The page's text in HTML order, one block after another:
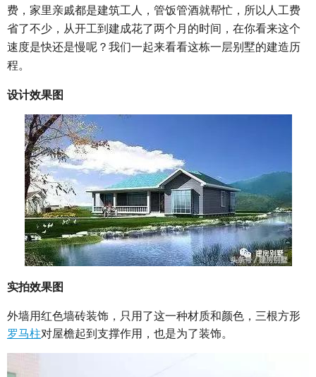
费，家里亲戚都是建筑工人，管饭管酒就帮忙，所以人工费
省了不少， 从开工到建成花了两个月的时间， 在你看来这个
速度是快还是慢呢？我们一起来看看这栋一层别墅的建造历
程。
设计效果图
实拍效果图
外墙用红色墙砖装饰，只用了这一种材质和颜色，三根方形
罗马柱对屋檐起到支撑作用，也是为了装饰。